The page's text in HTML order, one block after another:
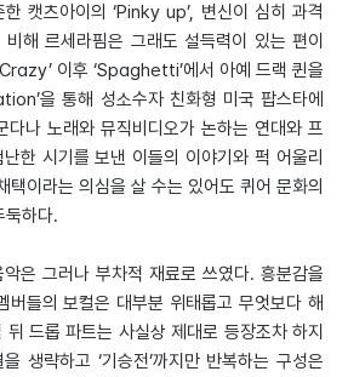
캣츠아이의 ‘Pinky up’, 변신이 심히 과격
비해 르세라핌은 그래도 설득력이 있는 편이
이후 ‘Spaghetti’에서 아예 드랙 퀸을
을 통해 성소수자 친화형 미국 팝스타에
다나 노래와 뮤직비디오가 논하는 연대와 프
한 시기를 보낸 이들의 이야기와 퍽 어울리
택이라는 의심을 살 수는 있어도 퀴어 문화의
둑하다.
은 그러나 부차적 재료로 쓰였다. 흥분감을
버들의 보컬은 대부분 위태롭고 무엇보다 해
드롭 파트는 사실상 제대로 등장조차 하지
생략하고 ‘기승전’까지만 반복하는 구성은